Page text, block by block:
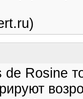
Rosine